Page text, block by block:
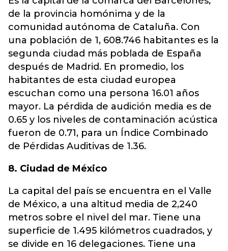
de la provincia homónima y de la
comunidad autónoma de Cataluña. Con
una población de 1, 608.746 habitantes es la
segunda ciudad más poblada de España
después de Madrid. En promedio, los
habitantes de esta ciudad europea
escuchan como una persona 16.01 años
mayor. La pérdida de audición media es de
0.65 y los niveles de contaminación acústica
fueron de 0.71, para un Índice Combinado
de Pérdidas Auditivas de 1.36.
8. Ciudad de México
La capital del país se encuentra en el Valle
de México, a una altitud media de 2,240
metros sobre el nivel del mar. Tiene una
superficie de 1.495 kilómetros cuadrados, y
se divide en 16 delegaciones. Tiene una